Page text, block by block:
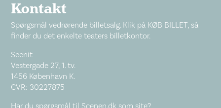
Kontakt
Spørgsmål vedrørende billetsalg. Klik på KØB BILLET, så
finder du det enkelte teaters billetkontor.
Scenit
Vestergade 27, 1. tv.
1456 København K.
CVR: 30227875
Har du spørgsmål til Scenen.dk som site?